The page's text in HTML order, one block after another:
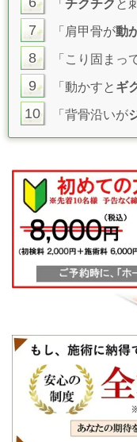
「 チクチク と
7 「肩甲骨が動
8 「こり固まっ
9 「動かすと ギ
10 「背骨沿いが